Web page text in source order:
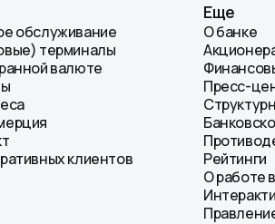
обслуживание
терминалы
валюте
клиентов
Еще
О банке
Пресс-
Рейтинги
О работе